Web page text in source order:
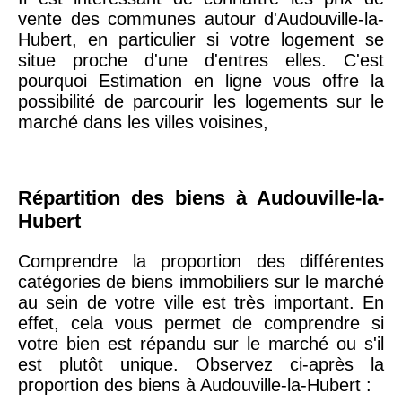
75020 - Paris
20ème
arrondissement
9 623 € 11 141 €
arrondissement
75013 -Paris
13ème
arrondissement
10 073 € 11 085 €
76600 -Le Havre 2 455 € 2 453 €
vente des communes autour d'Audouville-la-
Hubert, en particulier si votre logement se
situe proche d'une d'entres elles. C'est
pourquoi Estimation en ligne vous offre la
possibilité de parcourir les logements sur le
marché dans les villes voisines,
Répartition des biens à Audouville-la-
Hubert
Comprendre la proportion des différentes
catégories de biens immobiliers sur le marché
au sein de votre ville est très important. En
effet, cela vous permet de comprendre si
votre bien est répandu sur le marché ou s'il
est plutôt unique. Observez ci-après la
proportion des biens à Audouville-la-Hubert :